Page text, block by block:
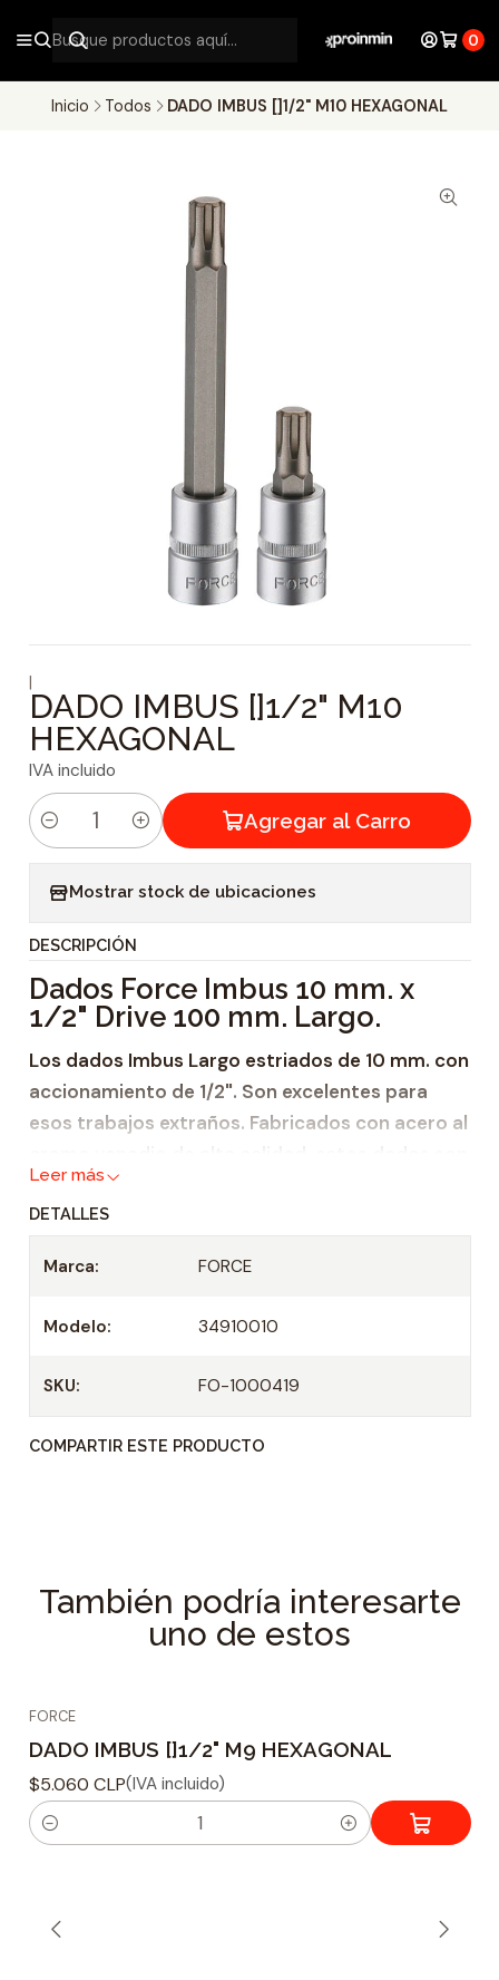
0
Inicio Todos DADO IMBUS []1/2" M10 HEXAGONAL
|
DADO IMBUS []1/2" M10
HEXAGONAL
IVA incluido
C
i
d
a
d
Agregar al Carro
Mostrar stock de ubicaciones
DESCRIPCIÓN
Dados Force Imbus 10 mm. x
1/2" Drive 100 mm. Largo.
Los dados Imbus Largo estriados de 10 mm. con
accionamiento de 1/2". Son excelentes para
esos trabajos extraños. Fabricados con acero al
altamente resistentes a la corrosión y están
garantizados para durar.
Especificaciones
Tamaño: 10 mm.
Unidad: 1/2"
Hecho de acero al cromo vanadio
Resistente a la corrosión
Forma de punta : Imbus
Tamaño de ajuste : 1/2
Leer más
DETALLES
Marca: FORCE
Modelo: 34910010
SKU: FO-1000419
COMPARTIR ESTE PRODUCTO
También podría interesarte
uno de estos
FORCE
DADO IMBUS []1/2" M9 HEXAGONAL
$5.060 CLP(IVA incluido)
C